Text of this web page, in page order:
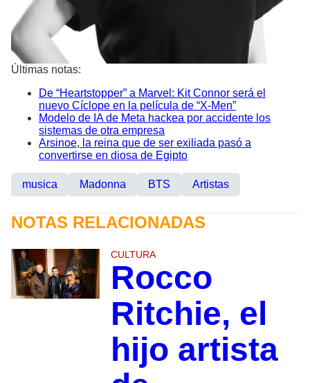
Últimas notas:
De “Heartstopper” a Marvel: Kit Connor será el
nuevo Cíclope en la película de “X-Men”
Modelo de IA de Meta hackea por accidente los
sistemas de otra empresa
Arsinoe, la reina que de ser exiliada pasó a
convertirse en diosa de Egipto
musica Madonna BTS Artistas
NOTAS RELACIONADAS
CULTURA
Rocco
Ritchie, el
hijo artista